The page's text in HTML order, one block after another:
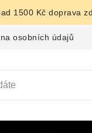
1500 Kč doprava
osobních údajů